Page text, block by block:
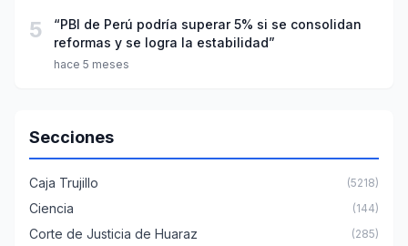
5
“PBI de Perú podría superar 5% si se consolidan
reformas y se logra la estabilidad”
hace 5 meses
Secciones
Caja Trujillo (5218)
Ciencia (144)
Corte de Justicia de Huaraz (285)